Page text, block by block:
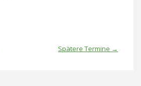
Spätere Termine →